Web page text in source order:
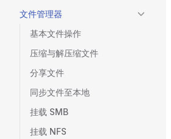
文件管理器
基本文件操作
压缩与解压缩文件
分享文件
同步文件至本地
挂载 SMB
挂载 NFS